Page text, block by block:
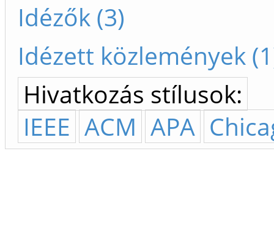
Idézők (3)
Idézett közlemények
Hivatkozás stílusok:
IEEE ACM APA